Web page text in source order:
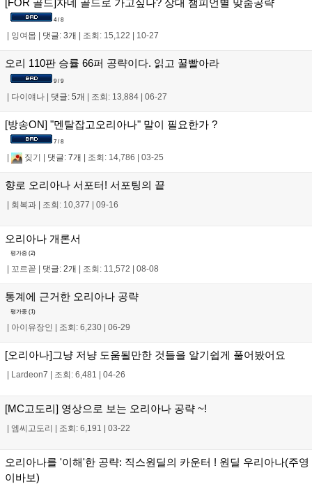
[FOR 골드]자네 골드로 가고싶나? 상대 챔피언별 맞춤공략
4 / 8
잉여몹 댓글: 3개 조회: 15,122 10-27
오리 110판 승률 66퍼 공략이다. 읽고 꿀빨아라
9 / 9
| 다이얘나 | 댓글: 5개 | 조회: 13,884 | 06-27
[방송ON] "멘탈잡고오리아나" 말이 필요한가 ?
7 / 8
짖기 댓글: 7개 조회: 14,786 03-25
향로 오리아나 서포터! 서포팅의 끝
회복과 조회: 10,377 09-16
오리아나 개론서
평가중 (2)
꼬르꼳 댓글: 2개 조회: 11,572 08-08
통계에 근거한 오리아나 공략
평가중 (1)
| 아이유장인 | 조회: 6,230 | 06-29
[오리아나]그냥 저냥 도움될만한 것들을 알기쉽게 풀어봤어요
| Lardeon7 | 조회: 6,481 | 04-26
[MC고도리] 영상으로 보는 오리아나 공략 ~!
| 엠씨고도리 | 조회: 6,191 | 03-22
오리아나를 '이해'한 공략: 직스원딜의 카운터 ! 원딜 우리아나(주영
이바보)